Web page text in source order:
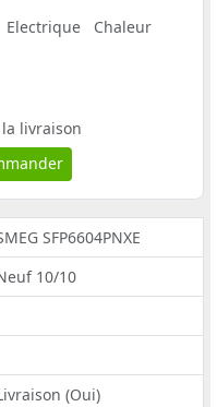
Chaleur
livraison
SFP6604PNXE
10/10
(Oui)